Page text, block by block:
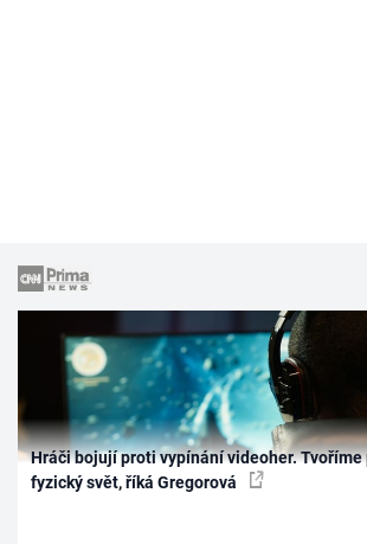
Hráči bojují proti vypínání videoher. Tvoříme
fyzický svět, říká Gregorová